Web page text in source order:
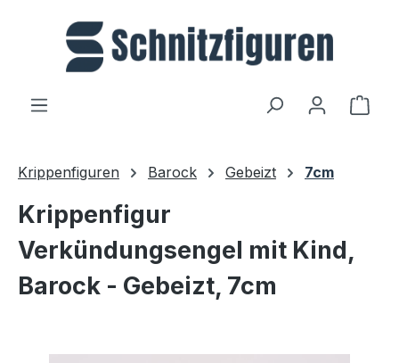
Zum Hauptinhalt springen
Krippenfiguren Barock Gebeizt 7cm
Krippenfigur
Verkündungsengel mit Kind,
Barock - Gebeizt, 7cm